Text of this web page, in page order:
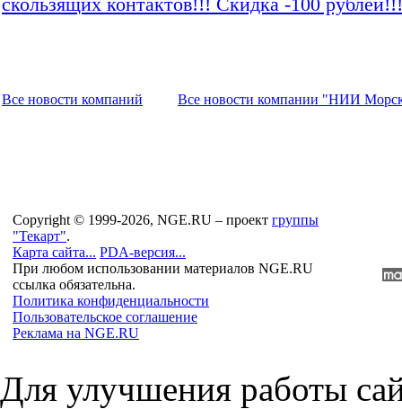
скользящих контактов!!! Скидка -100 рублей!!!
Все новости компaний Все новости компaнии "НИИ
Copyright © 1999-2026, NGE.RU – проект группы
"Текарт".
Карта сайта... PDA-версия...
При любом использовании материалов NGE.RU
ссылка обязательна.
Политика конфиденциальности
Пользовательское соглашение
Реклама на NGE.RU
Для улучшения работы